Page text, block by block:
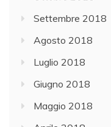
Settembre 2018
Agosto 2018
Luglio 2018
Giugno 2018
Maggio 2018